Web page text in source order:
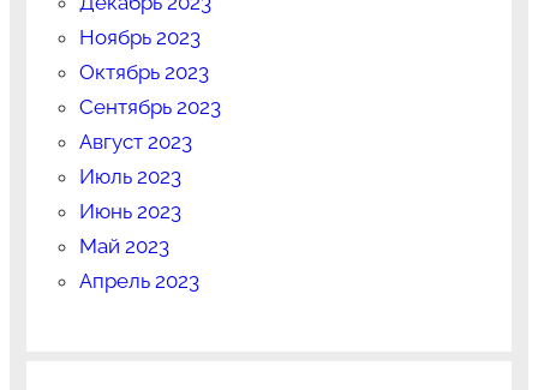
Ноябрь 2023
Октябрь 2023
Сентябрь 2023
Август 2023
Июль 2023
Июнь 2023
Май 2023
Апрель 2023